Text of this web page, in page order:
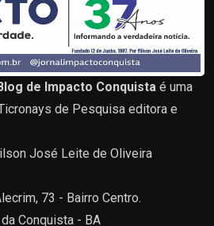
de Impacto Conquista é uma
de Pesquisa editora e
José Leite de Oliveira
73 - Bairro Centro.
Conquista - BA